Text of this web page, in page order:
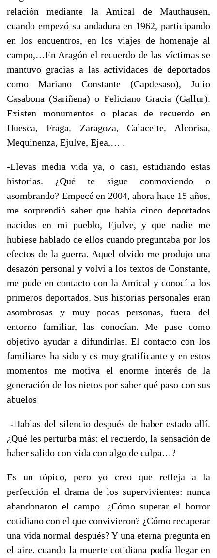
relación mediante la Amical de Mauthausen,
cuando empezó su andadura en 1962, participando
en los encuentros, en los viajes de homenaje al
campo,…En Aragón el recuerdo de las víctimas se
mantuvo gracias a las actividades de deportados
como Mariano Constante (Capdesaso), Julio
Casabona (Sariñena) o Feliciano Gracia (Gallur).
Existen monumentos o placas de recuerdo en
Huesca, Fraga, Zaragoza, Calaceite, Alcorisa,
Mequinenza, Ejulve, Ejea,… .
-Llevas media vida ya, o casi, estudiando estas
historias. ¿Qué te sigue conmoviendo o
asombrando? Empecé en 2004, ahora hace 15 años,
me sorprendió saber que había cinco deportados
nacidos en mi pueblo, Ejulve, y que nadie me
hubiese hablado de ellos cuando preguntaba por los
efectos de la guerra. Aquel olvido me produjo una
desazón personal y volví a los textos de Constante,
me pude en contacto con la Amical y conocí a los
primeros deportados. Sus historias personales eran
asombrosas y muy pocas personas, fuera del
entorno familiar, las conocían. Me puse como
objetivo ayudar a difundirlas. El contacto con los
familiares ha sido y es muy gratificante y en estos
momentos me motiva el enorme interés de la
generación de los nietos por saber qué paso con sus
abuelos
-Hablas del silencio después de haber estado allí.
¿Qué les perturba más: el recuerdo, la sensación de
haber salido con vida con algo de culpa…?
Es un tópico, pero yo creo que refleja a la
perfección el drama de los supervivientes: nunca
abandonaron el campo. ¿Cómo superar el horror
cotidiano con el que convivieron? ¿Cómo recuperar
una vida normal después? Y una eterna pregunta en
el aire. cuando la muerte cotidiana podía llegar en